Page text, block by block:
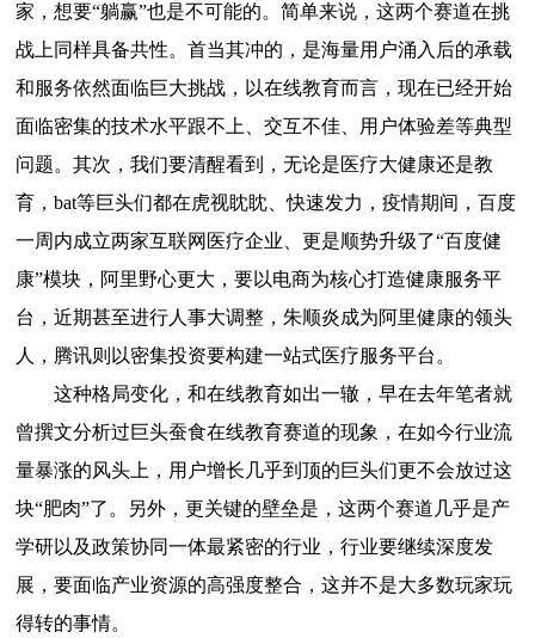
家，想要“躺赢”也是不可能的。简单来说，这两个赛道在挑
战上同样具备共性。首当其冲的，是海量用户涌入后的承载
和服务依然面临巨大挑战，以在线教育而言，现在已经开始
面临密集的技术水平跟不上、交互不佳、用户体验差等典型
问题。其次，我们要清醒看到，无论是医疗大健康还是教
育，bat等巨头们都在虎视眈眈、快速发力，疫情期间，百度
一周内成立两家互联网医疗企业、更是顺势升级了“百度健
康”模块，阿里野心更大，要以电商为核心打造健康服务平
台，近期甚至进行人事大调整，朱顺炎成为阿里健康的领头
人，腾讯则以密集投资要构建一站式医疗服务平台。
这种格局变化，和在线教育如出一辙，早在去年笔者就
曾撰文分析过巨头蚕食在线教育赛道的现象，在如今行业流
量暴涨的风头上，用户增长几乎到顶的巨头们更不会放过这
块“肥肉”了。另外，更关键的壁垒是，这两个赛道几乎是产
学研以及政策协同一体最紧密的行业，行业要继续深度发
展，要面临产业资源的高强度整合，这并不是大多数玩家玩
得转的事情。